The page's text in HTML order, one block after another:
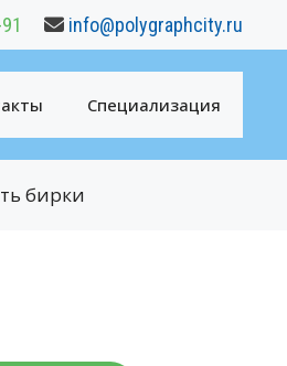
info@polygraphcity.ru
Специализация
бирки